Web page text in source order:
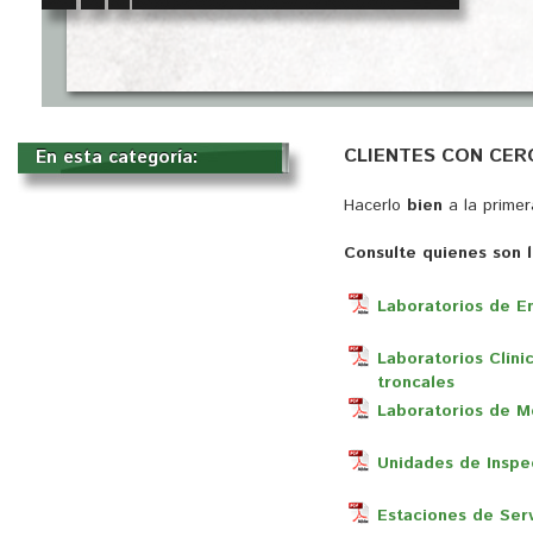
CLIENTES CON
Hacerlo bien a la
Consulte quienes son
Laboratorios de
Laboratorios
troncales
Laboratorios de
Unidades de
Estaciones de
En esta categoría: